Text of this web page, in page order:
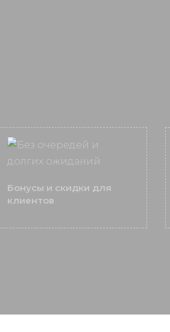
Бонусы и скидки для
клиентов